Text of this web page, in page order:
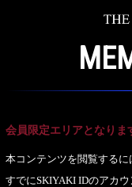
会員限定エリアとなりま
本コンテンツを閲覧するに
すでにSKIYAKI IDのアカ